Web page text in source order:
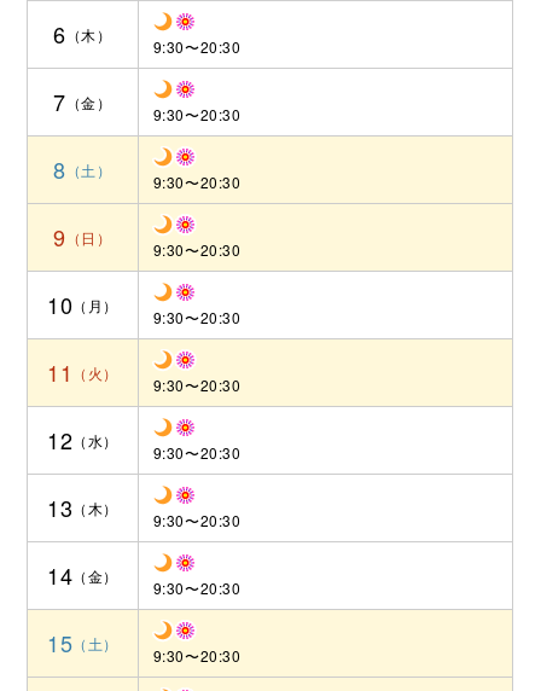
6 9:30〜20:30
7 9:30〜20:30
8 9:30〜20:30
9 9:30〜20:30
10 9:30〜20:30
11 9:30〜20:30
12 9:30〜20:30
13 9:30〜20:30
14 9:30〜20:30
15 9:30〜20:30